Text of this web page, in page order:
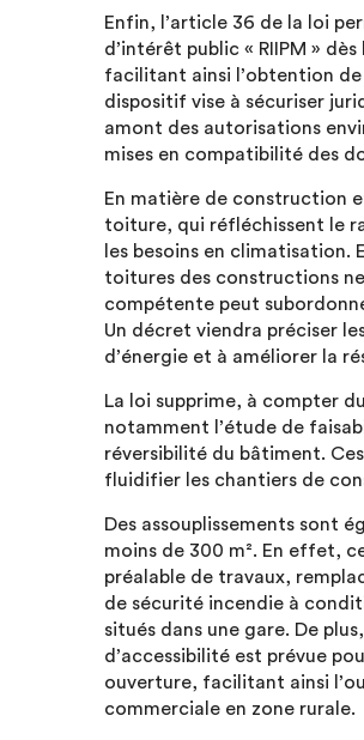
Enfin, l’article 36 de la loi
d’intérêt public « RIIPM »
facilitant ainsi l’obtention
dispositif vise à sécuriser
amont des autorisations
mises en compatibilité des
En matière de construction
toiture, qui réfléchissent le
les besoins en climatisation.
toitures des constructions
compétente peut
Un décret viendra préciser
d’énergie et à améliorer la
La loi supprime, à compter
notamment l’étude de
réversibilité du bâtiment.
fluidifier les chantiers de
Des assouplissements sont
moins de 300 m². En effet,
préalable de travaux,
de sécurité incendie à
situés dans une gare. De
d’accessibilité est prévue
ouverture, facilitant ainsi
commerciale en zone rurale.